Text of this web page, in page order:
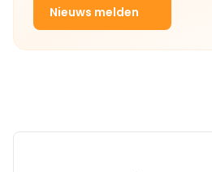
Nieuws melden